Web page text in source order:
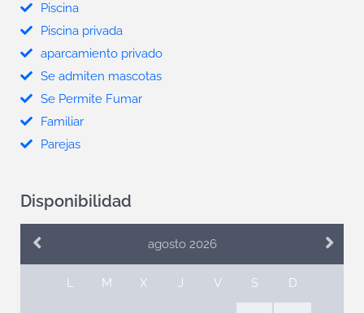
Piscina
Piscina privada
aparcamiento privado
Se admiten mascotas
Se Permite Fumar
Familiar
Parejas
Disponibilidad
agosto 2026
L M X J V S D